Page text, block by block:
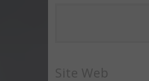
Site Web